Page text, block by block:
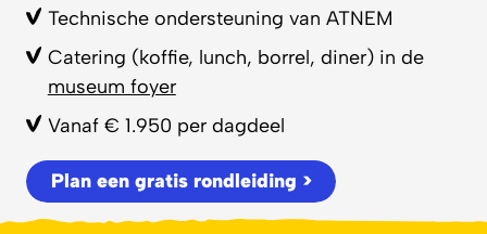
Technische ondersteuning van ATNEM
Catering (koffie, lunch, borrel, diner) in de
museum foyer
Vanaf € 1.950 per dagdeel
Plan een gratis rondleiding >